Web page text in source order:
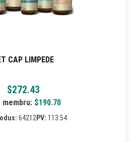
CAP LIMPEDE
$272.43
membru: $190.70
64212PV: 113.54